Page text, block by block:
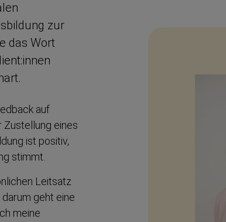
zur
das Wort
auf
Zustellung eines
ist positiv,
stimmt.
Leitsatz
geht eine
meine